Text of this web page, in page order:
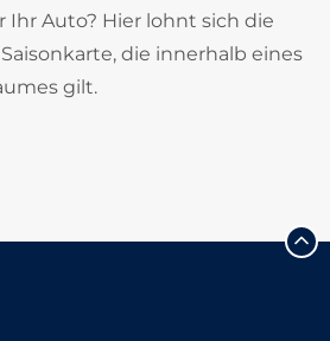
Ihr Auto? Hier lohnt sich die
die innerhalb eines
gilt.